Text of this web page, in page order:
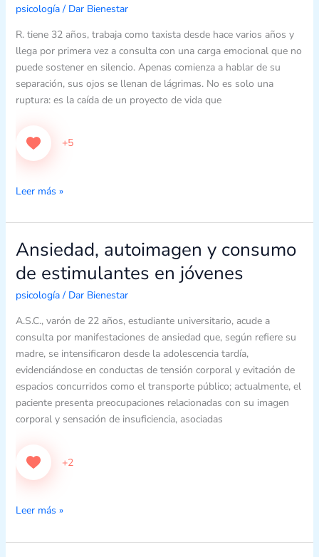
psicología/ Dar Bienestar
R. tiene 32 años, trabaja como taxista desde hace varios años y
llega por primera vez a consulta con una carga emocional que no
puede sostener en silencio. Apenas comienza a hablar de su
separación, sus ojos se llenan de lágrimas. No es solo una
ruptura: es la caída de un proyecto de vida que
+5
proceso
terapéutico
de
un
duelo
no
Leer más »
Ansiedad, autoimagen y consumo
de estimulantes en jóvenes
psicología/ Dar Bienestar
A.S.C., varón de 22 años, estudiante universitario, acude a
consulta por manifestaciones de ansiedad que, según refiere su
madre, se intensificaron desde la adolescencia tardía,
evidenciándose en conductas de tensión corporal y evitación de
espacios concurridos como el transporte público; actualmente, el
paciente presenta preocupaciones relacionadas con su imagen
corporal y sensación de insuficiencia, asociadas
+2
Ansiedad,
y
consumo
estimulantes
en
jóvenes
Leer más »